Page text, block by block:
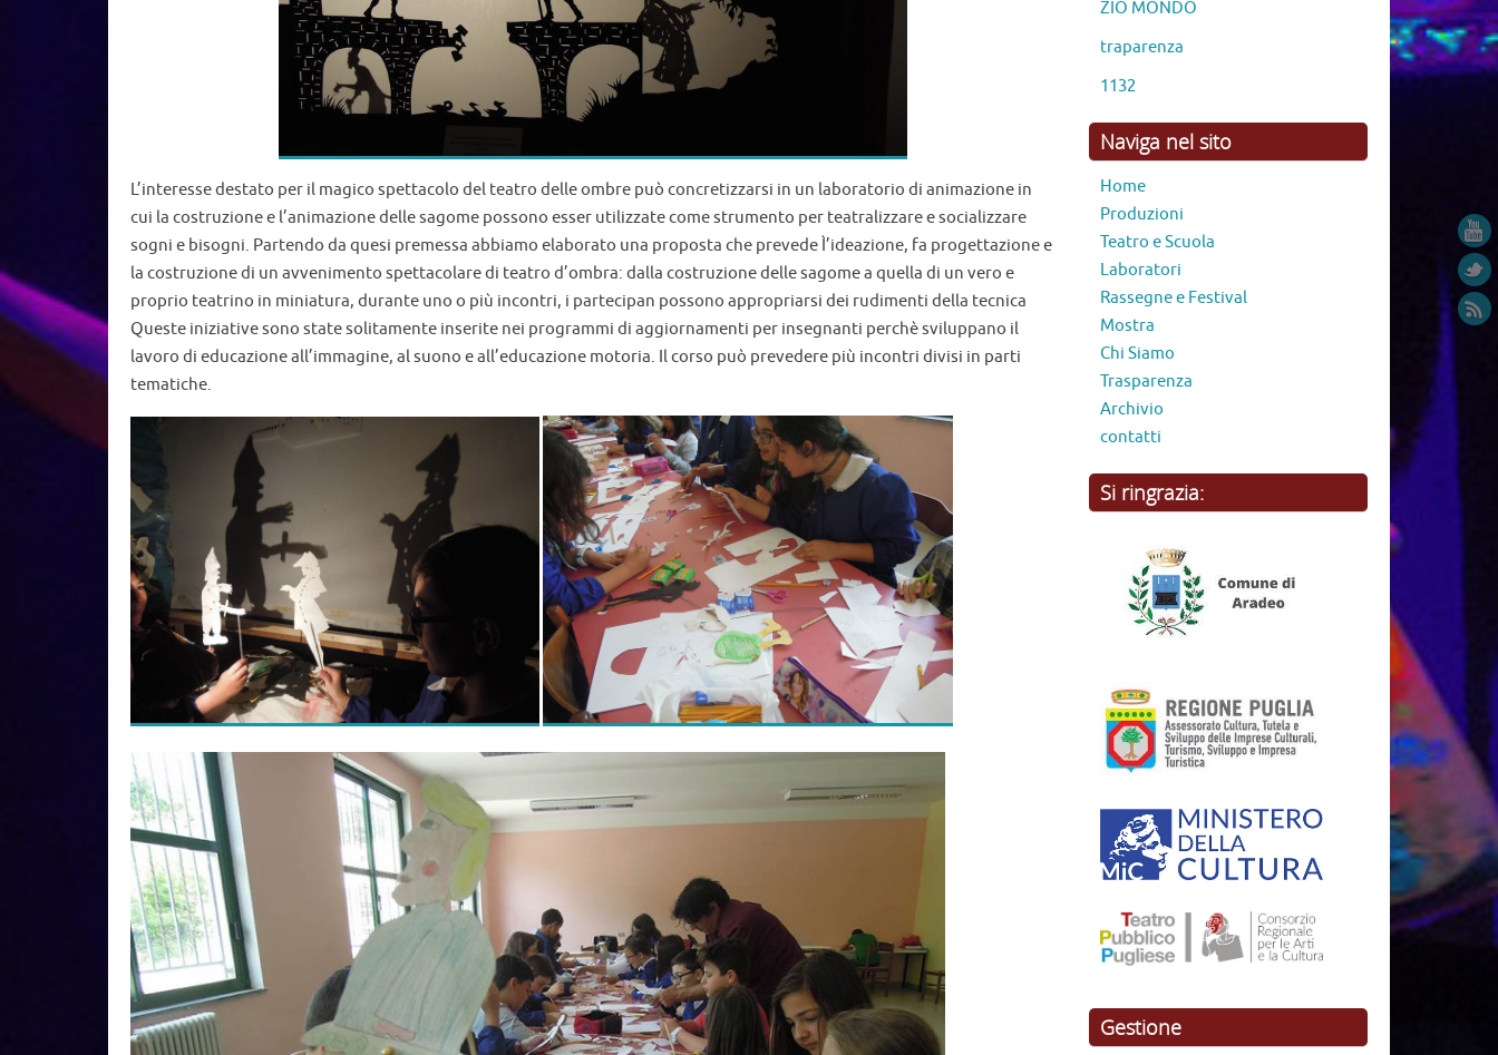
L’interesse destato per il magico spettacolo del teatro delle ombre può concretizzarsi in un laboratorio di animazione in
cui la costruzione e l’animazione delle sagome possono esser utilizzate come strumento per teatralizzare e socializzare
sogni e bisogni. Partendo da quesi premessa abbiamo elaborato una proposta che prevede Ì’ideazione, fa progettazione e
la costruzione di un avvenimento spettacolare di teatro d’ombra: dalla costruzione delle sagome a quella di un vero e
proprio teatrino in miniatura, durante uno o più incontri, i partecipan possono appropriarsi dei rudimenti della tecnica
Queste iniziative sono state solitamente inserite nei programmi di aggiornamenti per insegnanti perchè sviluppano il
lavoro di educazione all’immagine, al suono e all’educazione motoria. Il corso può prevedere più incontri divisi in parti
tematiche.
Festival Il sipario delle meraviglie –
14/19 luglio 2026 Aradeo
LA SCENA DEI RAGAZZI 2026 –
Comunale “D. Modugno” di Aradeo
Bagliori d’Ombra 2026 –
Laboratori, spettacoli e incontri fra
Aradeo e Lecce ex Convitto
Palmieri
Qilong! il drago verde
ZIO MONDO
traparenza
1132
Naviga nel sito
Produzioni
Teatro e Scuola
Laboratori
Rassegne e Festival
Chi Siamo
Trasparenza
Archivio
contatti
Si ringrazia: